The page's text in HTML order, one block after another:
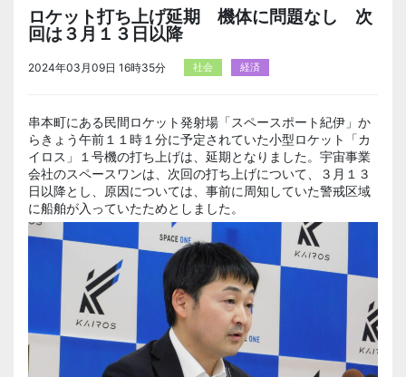
ロケット打ち上げ延期 機体に問題なし 次
回は３月１３日以降
2024年03月09日 16時35分 社会 経済
串本町にある民間ロケット発射場「スペースポート紀伊」か
らきょう午前１１時１分に予定されていた小型ロケット「カ
イロス」１号機の打ち上げは、延期となりました。宇宙事業
会社のスペースワンは、次回の打ち上げについて、３月１３
日以降とし、原因については、事前に周知していた警戒区域
に船舶が入っていたためとしました。